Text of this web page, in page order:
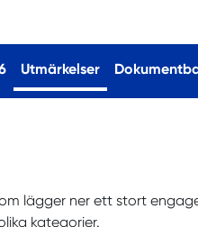
Utmärkelser(current)
lägger ner ett stort
kategorier.